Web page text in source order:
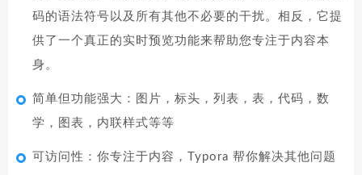
码的语法符号以及所有其他不必要的干扰。相反，它提
供了一个真正的实时预览功能来帮助您专注于内容本
身。
简单但功能强大：图片，标头，列表，表，代码，数
学，图表，内联样式等等
可访问性：你专注于内容，Typora 帮你解决其他问题